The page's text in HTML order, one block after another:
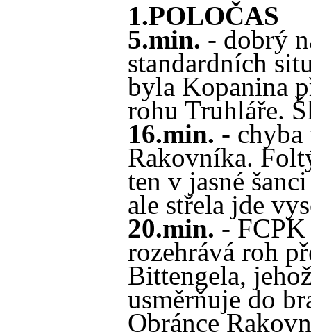
1.POLOČAS
5.min. - dobrý
standardních
byla Kopanina
rohu Truhláře.
16.min. - chyba
Rakovníka.
ten v jasné
ale střela jde
20.min. -
rozehrává roh
Bittengela,
usměrňuje do
Obránce